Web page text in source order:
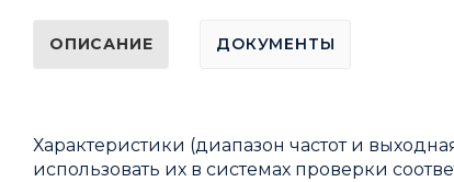
ОПИСАНИЕ ДОКУМЕНТЫ
Характеристики (диапазон частот и
использовать их в системах проверки